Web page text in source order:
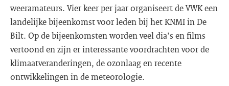
weeramateurs. Vier keer per jaar organiseert de VWK een
landelijke bijeenkomst voor leden bij het KNMI in De
Bilt. Op de bijeenkomsten worden veel dia's en films
vertoond en zijn er interessante voordrachten voor de
klimaatveranderingen, de ozonlaag en recente
ontwikkelingen in de meteorologie.